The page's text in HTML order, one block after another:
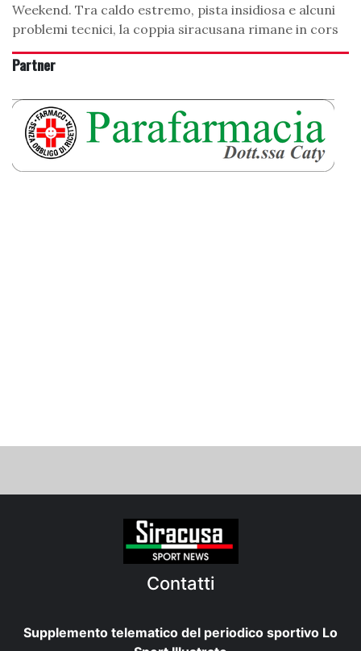
Weekend. Tra caldo estremo, pista insidiosa e alcuni
problemi tecnici, la coppia siracusana rimane in cors
Partner
Contatti
Supplemento telematico del periodico sportivo Lo